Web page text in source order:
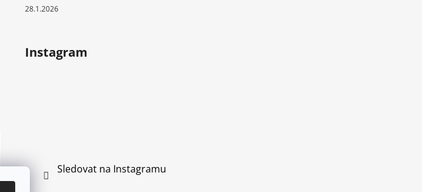
28.1.2026
Instagram
Sledovat na Instagramu